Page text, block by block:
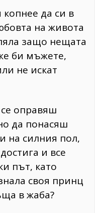
да си в
на живота
защо нещата
би мъжете,
не искат
оправяш
да понасяш
на силния пол,
и все
път, като
своя принц
в жаба?